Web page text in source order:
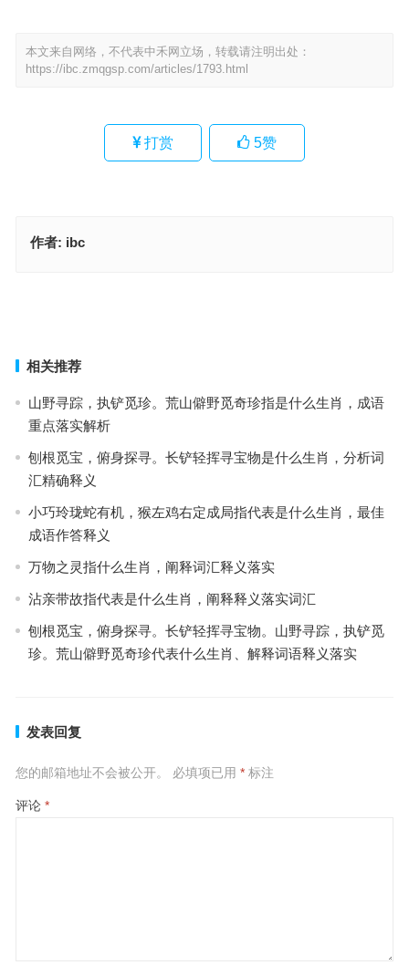
本文来自网络，不代表中禾网立场，转载请注明出处：
https://ibc.zmqgsp.com/articles/1793.html
打赏 5赞
作者: ibc
相关推荐
山野寻踪，执铲觅珍。荒山僻野觅奇珍指是什么生肖，成语
重点落实解析
刨根觅宝，俯身探寻。长铲轻挥寻宝物是什么生肖，分析词
汇精确释义
小巧玲珑蛇有机，猴左鸡右定成局指代表是什么生肖，最佳
成语作答释义
万物之灵指什么生肖，阐释词汇释义落实
沾亲带故指代表是什么生肖，阐释释义落实词汇
刨根觅宝，俯身探寻。长铲轻挥寻宝物。山野寻踪，执铲觅
珍。荒山僻野觅奇珍代表什么生肖、解释词语释义落实
发表回复
您的邮箱地址不会被公开。 必填项已用 *标注
评论 *